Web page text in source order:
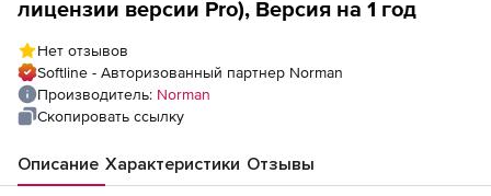
лицензии версии Pro), Версия на 1 год
Нет отзывов
Softline - Авторизованный партнер Norman
Производитель: Norman
Скопировать ссылку
Описание Характеристики Отзывы